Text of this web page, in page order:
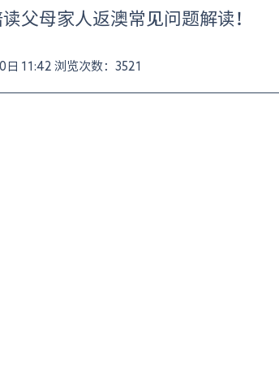
父母家人返澳常见问题解读！
11:42 浏览次数：3521